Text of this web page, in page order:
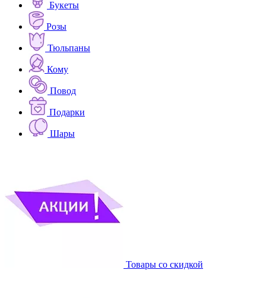
Букеты
Розы
Тюльпаны
Кому
Повод
Подарки
Шары
Товары со скидкой